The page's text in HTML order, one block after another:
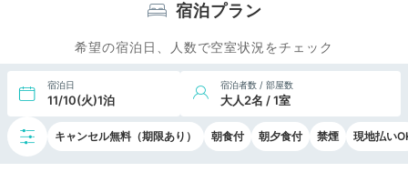
宿泊プラン
希望の宿泊日、人数で空室状況をチェック
宿泊日
11/10(火)1泊
宿泊者数 / 部屋数
大人2名 / 1室
キャンセル無料（期限あり） 朝食付 朝夕食付 禁煙 現地払い